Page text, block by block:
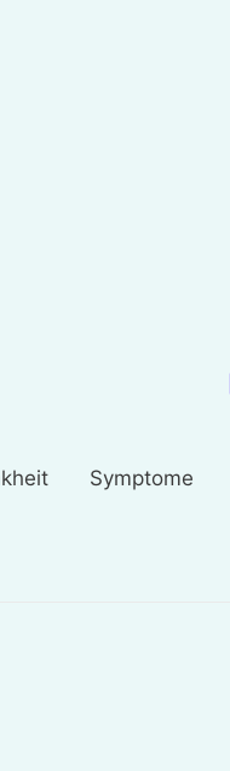
Symptome